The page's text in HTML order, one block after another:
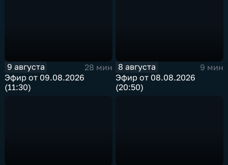
9 августа
28 мин
Эфир от 09.08.2026
(11:30)
8 августа
9 мин
Эфир от 08.08.2026
(20:50)